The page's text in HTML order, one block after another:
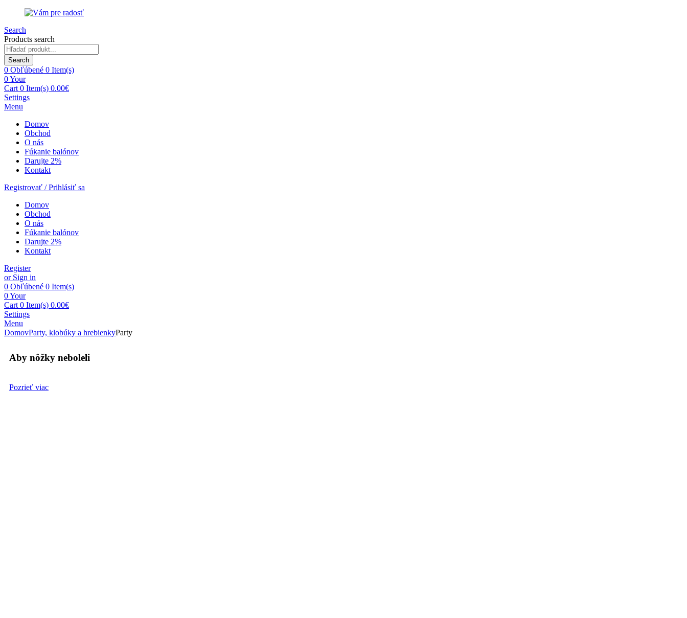
Search
Products search
Search
0 Obľúbené 0 Item(s)
0Your
Cart 0 Item(s) 0.00€
Settings
Menu
Domov
Obchod
O nás
Fúkanie balónov
Darujte 2%
Kontakt
Registrovať / Prihlásiť sa
Domov
Obchod
O nás
Fúkanie balónov
Darujte 2%
Kontakt
Register
or Sign in
0 Obľúbené 0 Item(s)
0Your
Cart 0 Item(s) 0.00€
Settings
Menu
DomovParty, klobúky a hrebienkyParty
Aby nôžky neboleli
Pozrieť viac